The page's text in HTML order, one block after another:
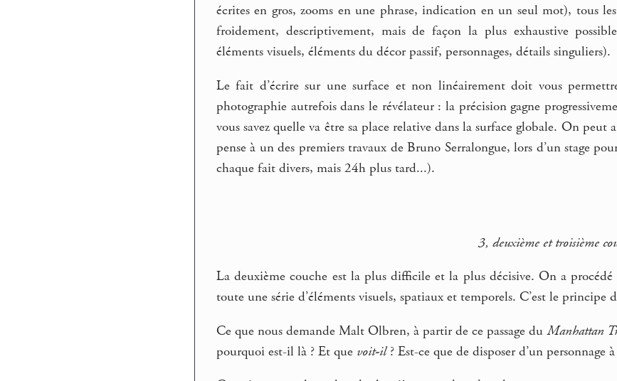
écrites en gros, zooms en une phrase, indication en un seul mot), tous
froidement, descriptivement, mais de façon la plus exhaustive
éléments visuels, éléments du décor passif, personnages, détails singuliers).
Le fait d’écrire sur une surface et non linéairement doit vous
photographie autrefois dans le révélateur : la précision gagne
vous savez quelle va être sa place relative dans la surface globale. On peut
pense à un des premiers travaux de Bruno Serralongue, lors d’un stage
chaque fait divers, mais 24h plus tard...).
3, deuxième et troisième
La deuxième couche est la plus difficile et la plus décisive. On a
toute une série d’éléments visuels, spatiaux et temporels. C’est le principe
Ce que nous demande Malt Olbren, à partir de ce passage duManhattan
pourquoi est-il là ? Et que voit-il? Est-ce que de disposer d’un personnage